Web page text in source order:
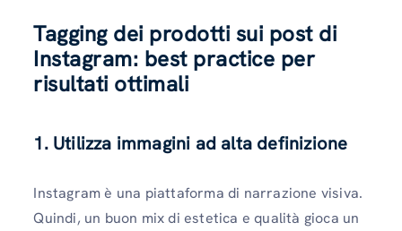
Tagging dei prodotti sui post di
Instagram: best practice per
risultati ottimali
1. Utilizza immagini ad alta definizione
Instagram è una piattaforma di narrazione visiva.
Quindi, un buon mix di estetica e qualità gioca un